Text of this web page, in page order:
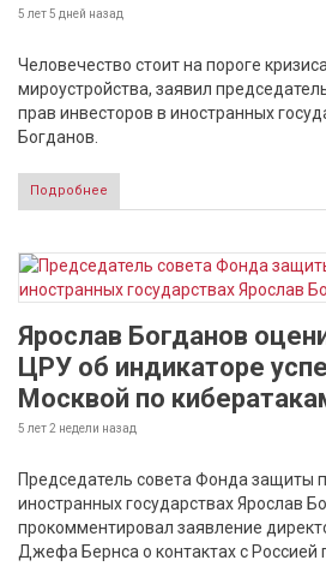
5 лет 5 дней назад
Человечество стоит на пороге
мироустройства, заявил
прав инвесторов в иностранных
Богданов.
Подробнее
Ярослав Богданов
ЦРУ об индикаторе
Москвой по
5 лет 2 недели назад
Председатель совета Фонда защиты
иностранных государствах Ярослав
прокомментировал заявление
Джефа Бернса о контактах с Россией